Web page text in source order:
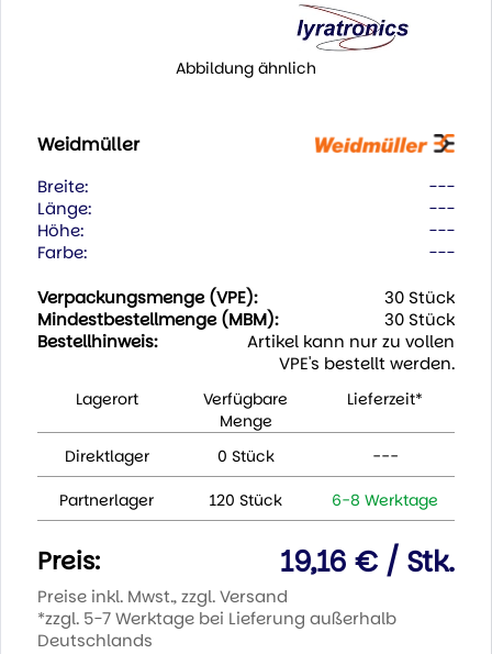
Abbildung ähnlich
Weidmüller
Breite:
---
Länge:
---
Höhe:
---
Farbe:
---
Verpackungsmenge (VPE):
30 Stück
Mindestbestellmenge (MBM):
30 Stück
Bestellhinweis:
Artikel kann nur zu vollen
VPE's bestellt werden.
Lagerort
Verfügbare
Menge
Lieferzeit*
Direktlager 0 Stück ---
Partnerlager 120 Stück 6-8 Werktage
Preis: 19,16 € / Stk.
Preise inkl. Mwst., zzgl. Versand
*zzgl. 5-7 Werktage bei Lieferung außerhalb
Deutschlands